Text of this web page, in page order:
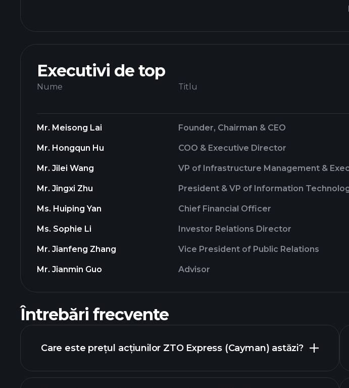
Executivi de top
Nume Titlu
Mr. Meisong Lai Founder, Chairman & CEO
Mr. Hongqun Hu COO & Executive Director
Mr. Jilei Wang VP of Infrastructure Management &
Mr. Jingxi Zhu President & VP of Information
Ms. Huiping Yan Chief Financial Officer
Ms. Sophie Li Investor Relations Director
Mr. Jianfeng Zhang Vice President of Public Relations
Mr. Jianmin Guo Advisor
Întrebări frecvente
Care este prețul acțiunilor ZTO Express (Cayman) astăzi?